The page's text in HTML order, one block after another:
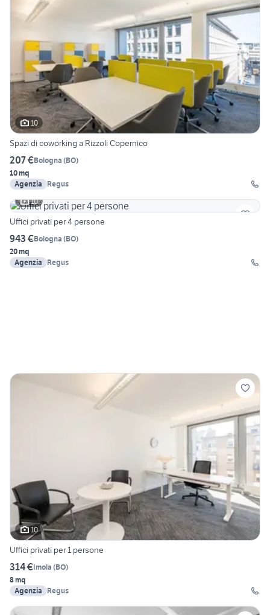
10
Spazi di coworking a Rizzoli Copernico
207 €Bologna (BO)
10 mq
Agenzia
Regus
10
Uffici privati per 4 persone
943 €Bologna (BO)
20 mq
Agenzia
Regus
10
Uffici privati per 1 persone
314 €Imola (BO)
8 mq
Agenzia
Regus